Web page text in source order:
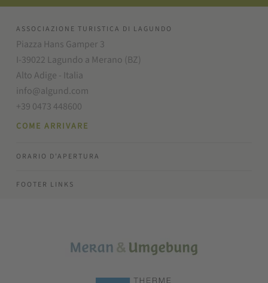
ASSOCIAZIONE TURISTICA DI LAGUNDO
Piazza Hans Gamper 3
I-39022 Lagundo a Merano (BZ)
Alto Adige - Italia
info@algund.com
+39 0473 448600
COME ARRIVARE
ORARIO D'APERTURA
FOOTER LINKS